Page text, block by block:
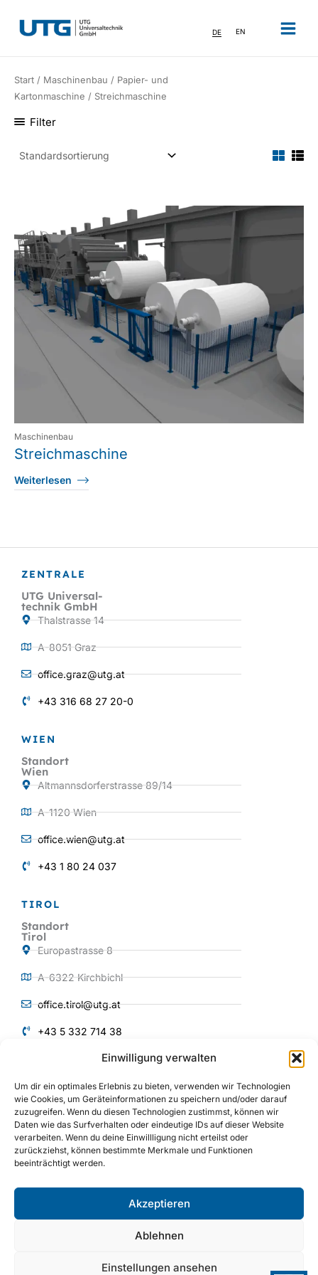
Einwilligung verwalten
Um dir ein optimales Erlebnis zu bieten, verwenden wir Technologien
wie Cookies, um Geräteinformationen zu speichern und/oder darauf
zuzugreifen. Wenn du diesen Technologien zustimmst, können wir
Daten wie das Surfverhalten oder eindeutige IDs auf dieser Website
verarbeiten. Wenn du deine Einwillligung nicht erteilst oder
zurückziehst, können bestimmte Merkmale und Funktionen
beeinträchtigt werden.
Akzeptieren
Ablehnen
Einstellungen ansehen
Inhalt
springen
DE EN
Start / Maschinenbau / Papier- und
Kartonmaschine / Streichmaschine
Filter
Maschinenbau
Streichmaschine
Weiterlesen
ZENTRALE
UTG Universal-
technik GmbH
Thalstrasse 14
A-8051 Graz
office.graz@utg.at
+43 316 68 27 20-0
WIEN
Standort
Wien
Altmannsdorferstrasse 89/14
A-1120 Wien
office.wien@utg.at
+43 1 80 24 037
TIROL
Standort
Tirol
Europastrasse 8
A-6322 Kirchbichl
office.tirol@utg.at
+43 5 332 714 38
Produkte und
Services
Über uns
Anlagenbau
Maschinenbau
n o i
© 2025 | UTG Universaltechnik GmbH